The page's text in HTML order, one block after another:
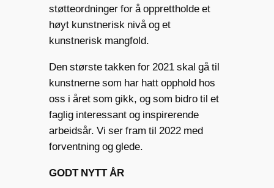
støtteordninger for å opprettholde et
høyt kunstnerisk nivå og et
kunstnerisk mangfold.
Den største takken for 2021 skal gå til
kunstnerne som har hatt opphold hos
oss i året som gikk, og som bidro til et
faglig interessant og inspirerende
arbeidsår. Vi ser fram til 2022 med
forventning og glede.
GODT NYTT ÅR